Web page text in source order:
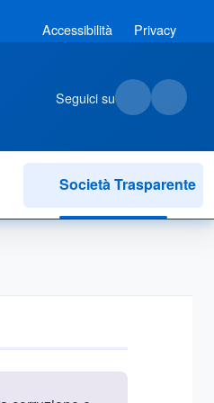
Accessibilità Privacy
Seguici su
Società Trasparente